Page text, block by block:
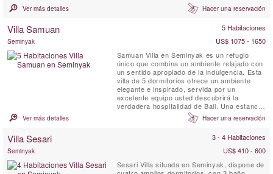
Ver más detalles Hacer una reservación
Villa Samuan 5 Habitaciones
Seminyak
US$ 1075 - 1650
Samuan Villa en Seminyak es un refugio
único que combina un ambiente relajado con
un sentido apropiado de la indulgencia. Esta
villa de 5 dormitorios ofrece un ambiente
elegante e inspirado, servida por un
excelente equipo usted descubrirá la
verdadera hospitalidad de Bali. Una estancia
en Villa Samuan ayudarle a descansar el
alma y la mente con facilidad y comodidad.
entre Oriente y Occidente. Rodeado por la
Ver más detalles Hacer una reservación
Villa Sesari 3 - 4 Habitaciones
Seminyak
US$ 410 - 600
Sesari Villa situada en Seminyak, dispone de